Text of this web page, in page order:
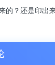
的？还是印出